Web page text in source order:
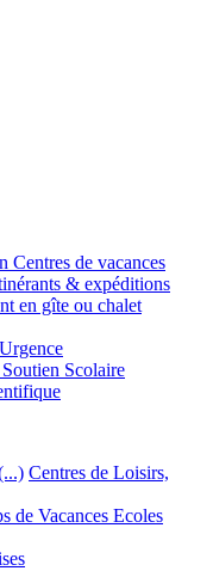
Centres de vacances
& expéditions
en gîte ou chalet
Scolaire
Centres de Loisirs,
de Vacances Ecoles